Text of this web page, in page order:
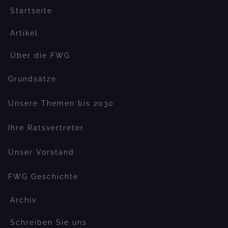
Startseite
Artikel
Über die FWG
Grundsätze
Unsere Themen bis 2030
Ihre Ratsvertreter
Unser Vorstand
FWG Geschichte
Archiv
Schreiben Sie uns